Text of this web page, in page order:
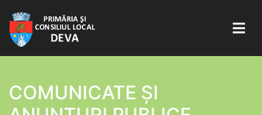
COMUNICATE ŞI